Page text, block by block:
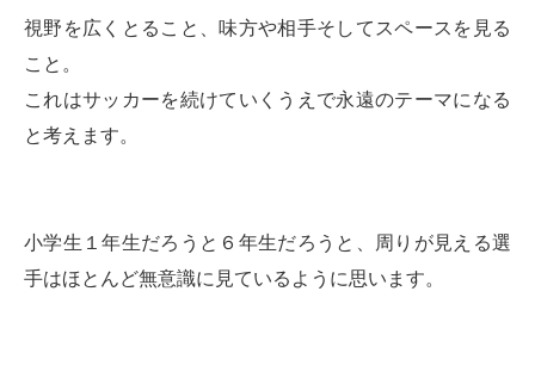
視野を広くとること、味方や相手そしてスペースを見る
こと。
これはサッカーを続けていくうえで永遠のテーマになる
と考えます。
小学生１年生だろうと６年生だろうと、周りが見える選
手はほとんど無意識に見ているように思います。